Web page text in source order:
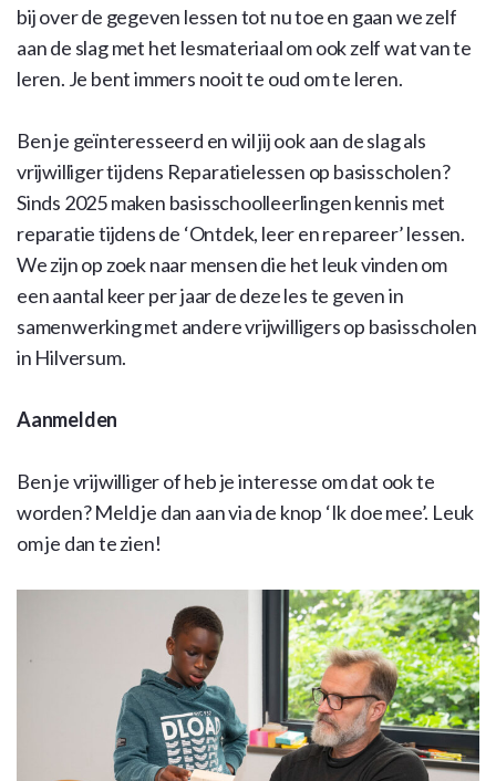
bij over de gegeven lessen tot nu toe en gaan we zelf
aan de slag met het lesmateriaal om ook zelf wat van te
leren. Je bent immers nooit te oud om te leren.
Ben je geïnteresseerd en wil jij ook aan de slag als
vrijwilliger tijdens Reparatielessen op basisscholen?
Sinds 2025 maken basisschoolleerlingen kennis met
reparatie tijdens de ‘Ontdek, leer en repareer’ lessen.
We zijn op zoek naar mensen die het leuk vinden om
een aantal keer per jaar de deze les te geven in
samenwerking met andere vrijwilligers op basisscholen
in Hilversum.
Aanmelden
Ben je vrijwilliger of heb je interesse om dat ook te
worden? Meld je dan aan via de knop ‘Ik doe mee’. Leuk
om je dan te zien!